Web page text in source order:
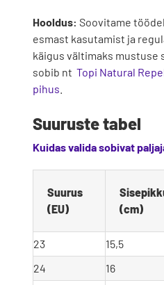
Hooldus: Soovitame
esmast kasutamist ja
käigus vältimaks mustuse
sobib nt Topi Natural
pihus
Suuruste tabel
Kuidas valida sobivat
Suurus
(EU)
(cm)
23 15,5
24
16